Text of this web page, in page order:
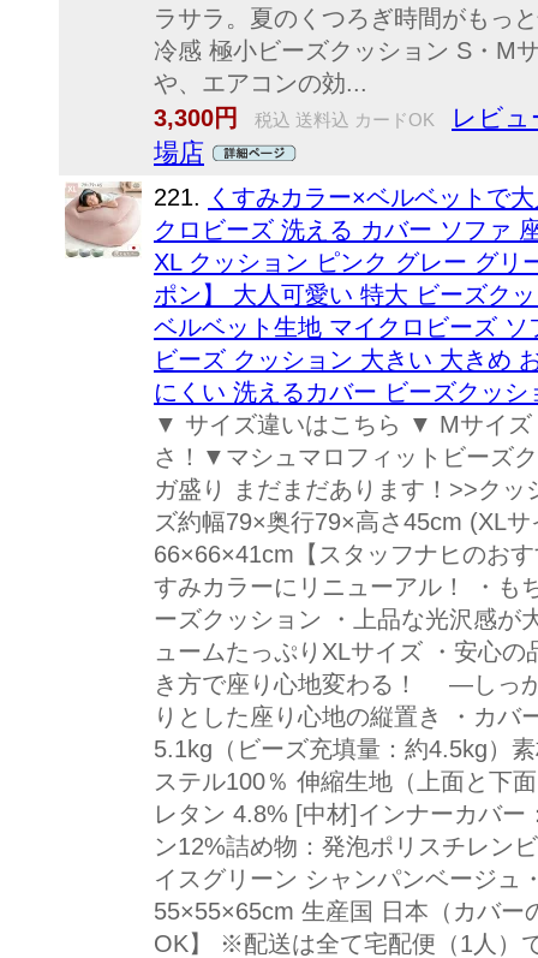
ラサラ。夏のくつろぎ時間がもっ
冷感 極小ビーズクッション S・M
や、エアコンの効...
3,300円
税込 送料込 カードOK
レビュ
場店
221. くすみカラー×ベルベットで
クロビーズ 洗える カバー ソファ
XL クッション ピンク グレー グリ
ポン】 大人可愛い 特大 ビーズク
ベルベット生地 マイクロビーズ
ビーズ クッション 大きい 大きめ
にくい 洗えるカバー ビーズクッシ
▼ サイズ違いはこちら ▼ Mサイ
さ！▼マシュマロフィットビーズ
ガ盛り まだまだあります！>>ク
ズ約幅79×奥行79×高さ45cm (XL
66×66×41cm【スタッフナヒのお
すみカラーにリニューアル！ ・も
ーズクッション ・上品な光沢感が
ュームたっぷりXLサイズ ・安心
き方で座り心地変わる！ —しっ
りとした座り心地の縦置き ・カバ
5.1kg（ビーズ充填量：約4.5kg）
ステル100％ 伸縮生地（上面と下
レタン 4.8% [中材]インナーカバ
ン12%詰め物：発泡ポリスチレン
イスグリーン シャンパンベージュ
55×55×65cm 生産国 日本（カバー
OK】 ※配送は全て宅配便（1人）